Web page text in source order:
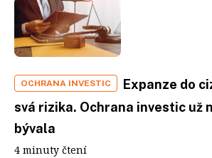
OCHRANA INVESTIC
Expanze do
svá rizika. Ochrana investic už
bývala
4 minuty čtení